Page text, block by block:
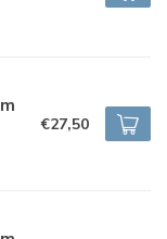
€27,50